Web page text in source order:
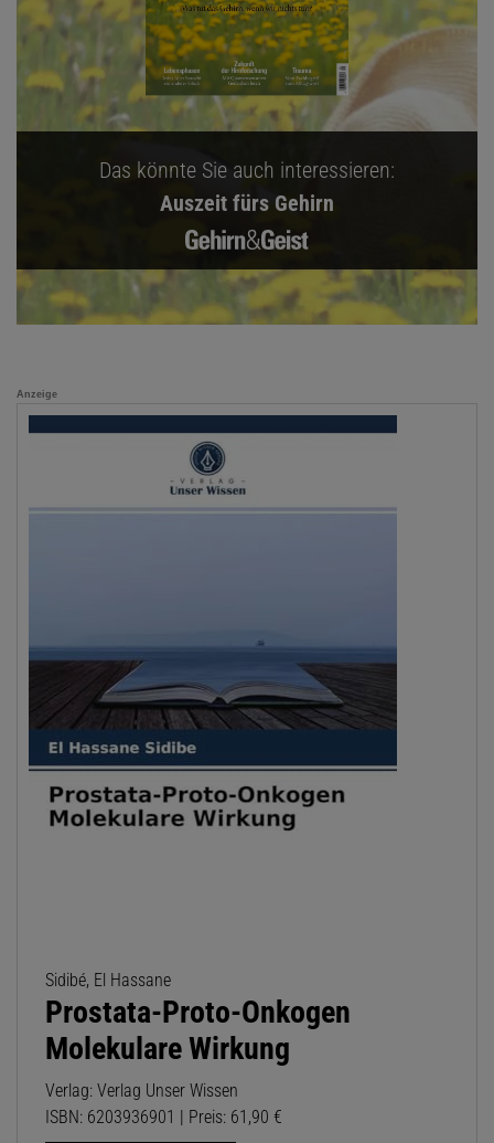
Das könnte Sie auch interessieren:
Auszeit fürs Gehirn
Anzeige
Sidibé, El Hassane
Prostata-Proto-Onkogen
Molekulare Wirkung
Verlag: Verlag Unser Wissen
ISBN: 6203936901 | Preis: 61,90 €